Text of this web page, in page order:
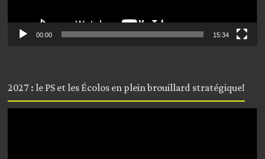
00:00 15:34
2027 : le PS et les Écolos en plein brouillard stratégique!